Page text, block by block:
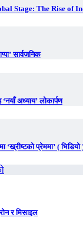
Stage: The Rise of
सार्वजनिक
अध्याय’ लोकार्पण
‘ख्रीष्टको प्रेममा’ ( भिडियो
र मिसाइल